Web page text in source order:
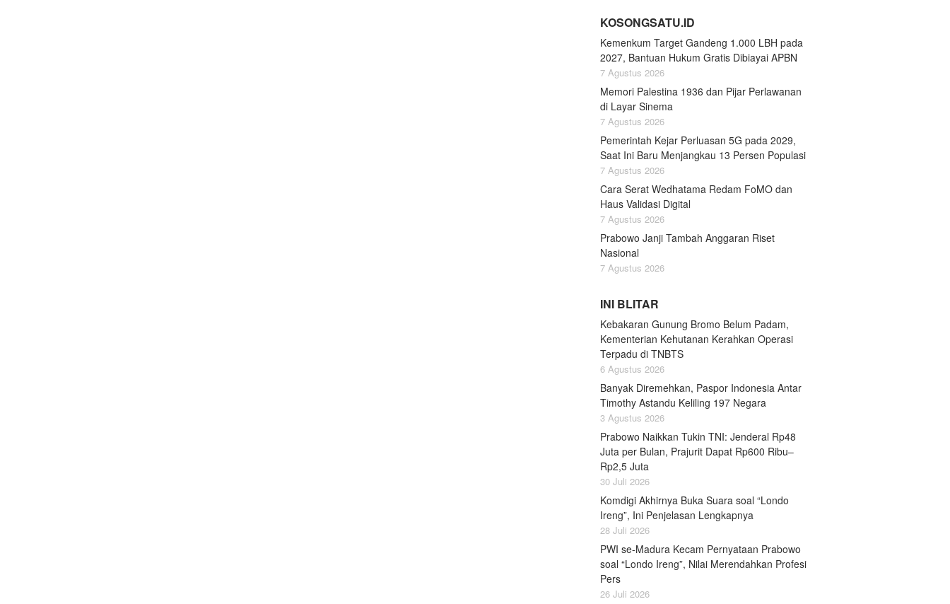
KOSONGSATU.ID
Kemenkum Target Gandeng 1.000 LBH pada
2027, Bantuan Hukum Gratis Dibiayai APBN
7 Agustus 2026
Memori Palestina 1936 dan Pijar Perlawanan
di Layar Sinema
7 Agustus 2026
Pemerintah Kejar Perluasan 5G pada 2029,
Saat Ini Baru Menjangkau 13 Persen Populasi
7 Agustus 2026
Cara Serat Wedhatama Redam FoMO dan
Haus Validasi Digital
7 Agustus 2026
Prabowo Janji Tambah Anggaran Riset
Nasional
7 Agustus 2026
INI BLITAR
Kebakaran Gunung Bromo Belum Padam,
Kementerian Kehutanan Kerahkan Operasi
Terpadu di TNBTS
6 Agustus 2026
Banyak Diremehkan, Paspor Indonesia Antar
Timothy Astandu Keliling 197 Negara
3 Agustus 2026
Prabowo Naikkan Tukin TNI: Jenderal Rp48
Juta per Bulan, Prajurit Dapat Rp600 Ribu–
Rp2,5 Juta
30 Juli 2026
Komdigi Akhirnya Buka Suara soal “Londo
Ireng”, Ini Penjelasan Lengkapnya
28 Juli 2026
PWI se-Madura Kecam Pernyataan Prabowo
soal “Londo Ireng”, Nilai Merendahkan Profesi
Pers
26 Juli 2026